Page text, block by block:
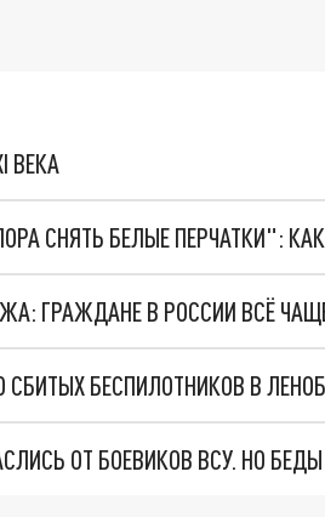
ВЕКА
СНЯТЬ БЕЛЫЕ ПЕРЧАТКИ":
БЕСПИЛОТНИКОВ В
ОТ БОЕВИКОВ ВСУ. НО